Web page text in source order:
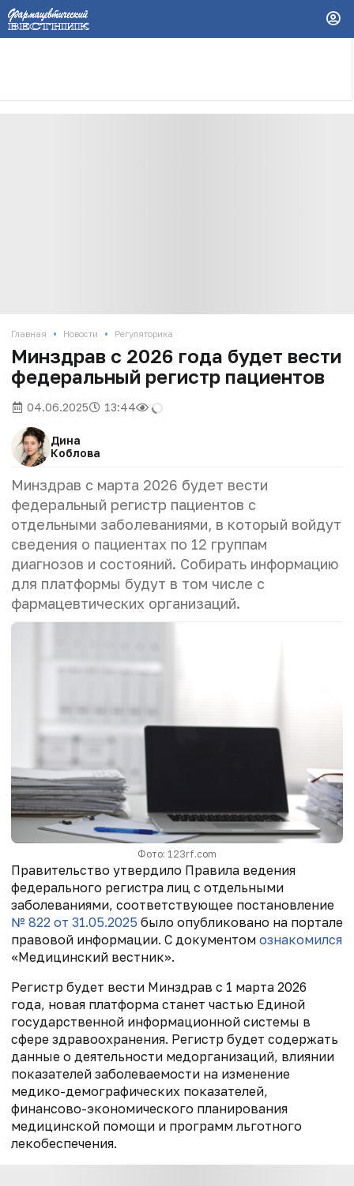
Главная • Новости • Регуляторика
Минздрав с 2026 года будет вести
федеральный регистр пациентов
04.06.2025 13:44
Дина
Коблова
Минздрав с марта 2026 будет вести
федеральный регистр пациентов с
отдельными заболеваниями, в который войдут
сведения о пациентах по 12 группам
диагнозов и состояний. Собирать информацию
для платформы будут в том числе с
фармацевтических организаций.
Фото: 123rf.com
Правительство утвердило Правила ведения
федерального регистра лиц с отдельными
заболеваниями, соответствующее постановление
№ 822 от 31.05.2025 было опубликовано на портале
правовой информации. С документом ознакомился
«Медицинский вестник».
Регистр будет вести Минздрав с 1 марта 2026
года, новая платформа станет частью Единой
государственной информационной системы в
сфере здравоохранения. Регистр будет содержать
данные о деятельности медорганизаций, влиянии
показателей заболеваемости на изменение
медико-демографических показателей,
финансово-экономического планирования
медицинской помощи и программ льготного
лекобеспечения.